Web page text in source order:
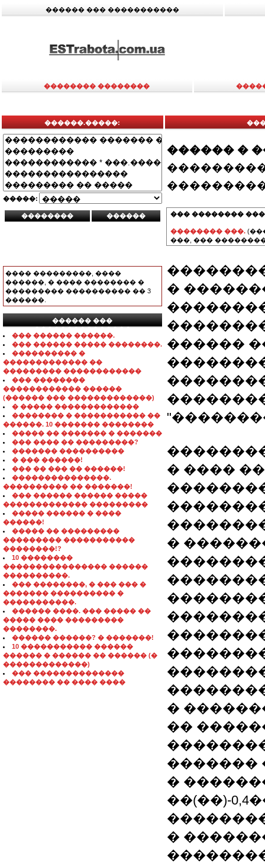
������ ��� �����������
�������� ��������
������.�����:
�����:
���� ���������, ����
������, � ���� �������� �
��������� ���������� �� 3
������.
������ ���
���������������
��� ������ ������.
��� ������ ����� ��������.
���������� �
������������� ��
��������� ������������
��� ��������
������������ ������
(������ ��� �������������)
� ����� �������������
�������� � ����������� ��
������. 10 ������� ��������
����� �� ������� � �������
��� ���� �� ���������?
������� ����������
� ��� ������!
��� �� ��� �� ������!
���������������.
���������� �� �������!
��� ������ ������ �����
������������� ���������
����� ������ � ����
������!
����� �� ���������
��������� �����������
��������!?
10 ��������
���������������� ������
����������.
��� ��������, � ��� ��� �
������� ���������� �
�����������.
������ ����. ��� ����� ��
����� ���� ���������
��������.
������ ������? � �������!
10 ����������� ������
������ � ������ �� ������ (�
�������������)
��� ��������������
�������� �� ���� ����
������ �
��� ��������
�������� ���.
���, ���
�
������
� ����
�
�
��
�������
�
��(��)-
�